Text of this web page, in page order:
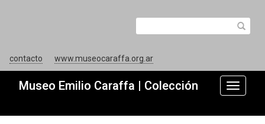
contacto www.museocaraffa.org.ar
Toggle
Museo Emilio Caraffa | Colección